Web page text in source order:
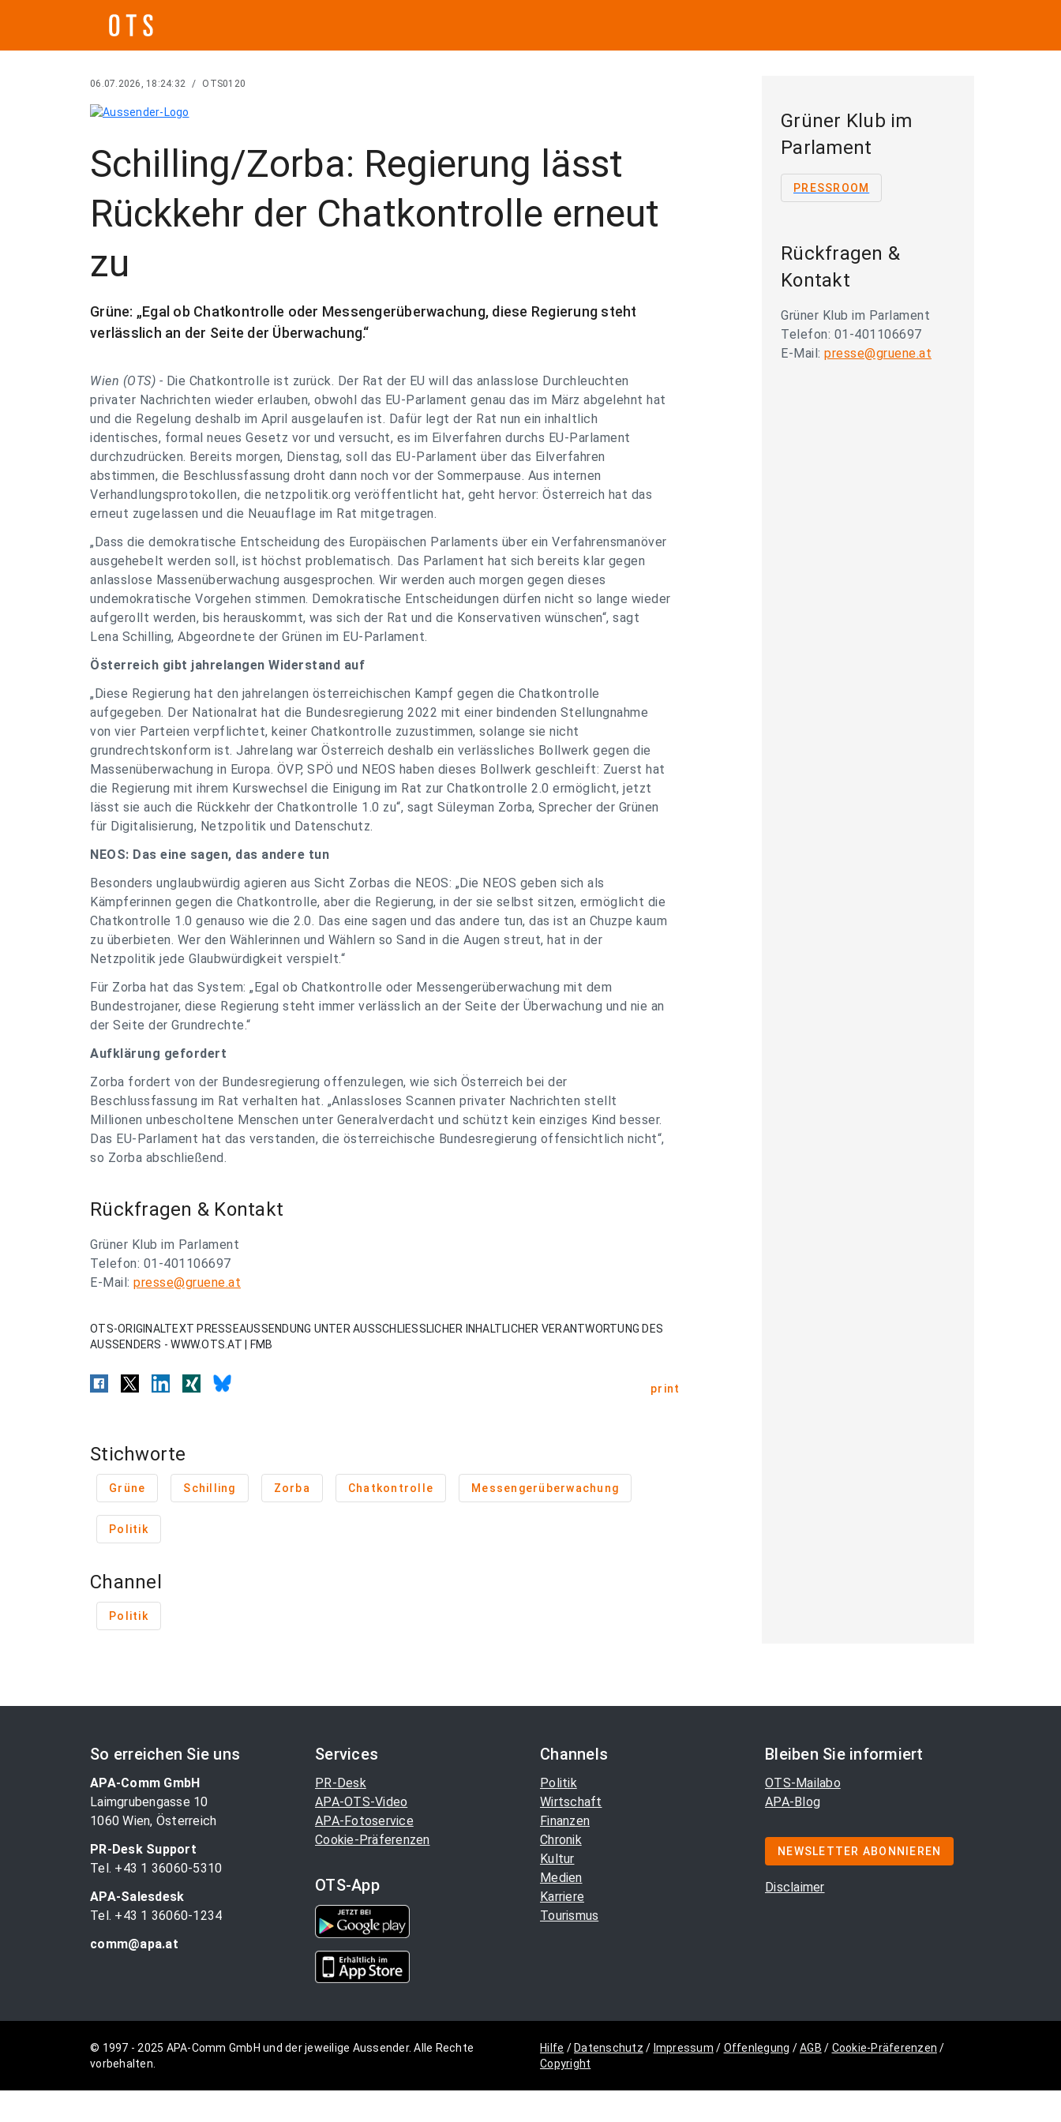
06.07.2026, 18:24:32 / OTS0120
Schilling/Zorba: Regierung lässt
Rückkehr der Chatkontrolle erneut
zu
Grüne: „Egal ob Chatkontrolle oder Messengerüberwachung, diese Regierung steht
verlässlich an der Seite der Überwachung.“
Wien (OTS) - Die Chatkontrolle ist zurück. Der Rat der EU will das anlasslose Durchleuchten
privater Nachrichten wieder erlauben, obwohl das EU-Parlament genau das im März abgelehnt hat
und die Regelung deshalb im April ausgelaufen ist. Dafür legt der Rat nun ein inhaltlich
identisches, formal neues Gesetz vor und versucht, es im Eilverfahren durchs EU-Parlament
durchzudrücken. Bereits morgen, Dienstag, soll das EU-Parlament über das Eilverfahren
abstimmen, die Beschlussfassung droht dann noch vor der Sommerpause. Aus internen
Verhandlungsprotokollen, die netzpolitik.org veröffentlicht hat, geht hervor: Österreich hat das
erneut zugelassen und die Neuauflage im Rat mitgetragen.
„Dass die demokratische Entscheidung des Europäischen Parlaments über ein Verfahrensmanöver
ausgehebelt werden soll, ist höchst problematisch. Das Parlament hat sich bereits klar gegen
anlasslose Massenüberwachung ausgesprochen. Wir werden auch morgen gegen dieses
undemokratische Vorgehen stimmen. Demokratische Entscheidungen dürfen nicht so lange wieder
aufgerollt werden, bis herauskommt, was sich der Rat und die Konservativen wünschen“, sagt
Lena Schilling, Abgeordnete der Grünen im EU-Parlament.
Österreich gibt jahrelangen Widerstand auf
„Diese Regierung hat den jahrelangen österreichischen Kampf gegen die Chatkontrolle
aufgegeben. Der Nationalrat hat die Bundesregierung 2022 mit einer bindenden Stellungnahme
von vier Parteien verpflichtet, keiner Chatkontrolle zuzustimmen, solange sie nicht
grundrechtskonform ist. Jahrelang war Österreich deshalb ein verlässliches Bollwerk gegen die
Massenüberwachung in Europa. ÖVP, SPÖ und NEOS haben dieses Bollwerk geschleift: Zuerst hat
die Regierung mit ihrem Kurswechsel die Einigung im Rat zur Chatkontrolle 2.0 ermöglicht, jetzt
lässt sie auch die Rückkehr der Chatkontrolle 1.0 zu“, sagt Süleyman Zorba, Sprecher der Grünen
für Digitalisierung, Netzpolitik und Datenschutz.
NEOS: Das eine sagen, das andere tun
Besonders unglaubwürdig agieren aus Sicht Zorbas die NEOS: „Die NEOS geben sich als
Kämpferinnen gegen die Chatkontrolle, aber die Regierung, in der sie selbst sitzen, ermöglicht die
Chatkontrolle 1.0 genauso wie die 2.0. Das eine sagen und das andere tun, das ist an Chuzpe kaum
zu überbieten. Wer den Wählerinnen und Wählern so Sand in die Augen streut, hat in der
Netzpolitik jede Glaubwürdigkeit verspielt.“
Für Zorba hat das System: „Egal ob Chatkontrolle oder Messengerüberwachung mit dem
Bundestrojaner, diese Regierung steht immer verlässlich an der Seite der Überwachung und nie an
der Seite der Grundrechte.“
Aufklärung gefordert
Zorba fordert von der Bundesregierung offenzulegen, wie sich Österreich bei der
Beschlussfassung im Rat verhalten hat. „Anlassloses Scannen privater Nachrichten stellt
Millionen unbescholtene Menschen unter Generalverdacht und schützt kein einziges Kind besser.
Das EU-Parlament hat das verstanden, die österreichische Bundesregierung offensichtlich nicht“,
so Zorba abschließend.
Rückfragen & Kontakt
Grüner Klub im Parlament
Telefon: 01-401106697
E-Mail: presse@gruene.at
OTS-ORIGINALTEXT PRESSEAUSSENDUNG UNTER AUSSCHLIESSLICHER INHALTLICHER VERANTWORTUNG DES
AUSSENDERS - WWW.OTS.AT | FMB
print
Stichworte
Grüne Schilling Zorba Chatkontrolle Messengerüberwachung
Politik
Channel
Politik
Grüner Klub im
Parlament
PRESSROOM
Rückfragen &
Kontakt
Grüner Klub im Parlament
Telefon: 01-401106697
E-Mail: presse@gruene.at
So erreichen Sie uns
APA-Comm GmbH
Laimgrubengasse 10
1060 Wien, Österreich
PR-Desk Support
Tel. +43 1 36060-5310
APA-Salesdesk
Tel. +43 1 36060-1234
comm@apa.at
Services
PR-Desk
APA-OTS-Video
APA-Fotoservice
Cookie-Präferenzen
OTS-App
Channels
Politik
Wirtschaft
Finanzen
Chronik
Kultur
Medien
Karriere
Tourismus
Bleiben Sie informiert
OTS-Mailabo
APA-Blog
NEWSLETTER ABONNIEREN
Disclaimer
© 1997 - 2025 APA-Comm GmbH und der jeweilige Aussender. Alle Rechte
vorbehalten.
Hilfe / Datenschutz / Impressum / Offenlegung /AGB / Cookie-Präferenzen /
Copyright